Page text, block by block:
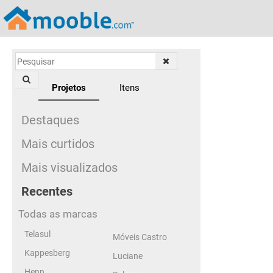
Projetos Itens
Destaques
Mais curtidos
Mais visualizados
Recentes
Todas as marcas
Telasul
Kappesberg
Móveis Castro
Luciane